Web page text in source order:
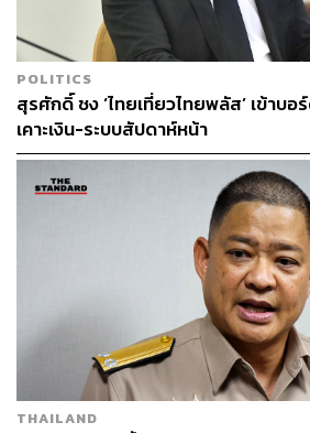
ทางด้าน สบน. มองว่าจากผลการประเ
ถือของประเทศไทยข้างต้น สะท้อนให้
พื้นฐานเศรษฐกิจมหภาคของไทยที่ยังค
ทิศทางการดำเนินนโยบายเศรษฐกิจข
สำคัญกับวินัยทางการคลัง ความโปร่งใ
ผลักดันการปฏิรูปเชิงโครงสร้างเพื่อรอ
‘เศรษฐกิจใหม่’ ซึ่งจะช่วยเปลี่ยนข้อจำ
เป็นโอกาสในการพัฒนา เสริมสร้างศั
ประเทศ และสนับสนุนการเติบโตของเ
ระยะสั้นและระยะยาวต่อไป
สามารถติดตาม THE
ผ่านแอปพลิเคชันต่างๆ ที่คุณสะดวกหรื
POLITICS
สุรศักดิ์ ชง ‘ไทยเที่ยวไทยพลัส’ เข้าบ
เคาะเงิน-ระบบสัปดาห์หน้า
THAILAND